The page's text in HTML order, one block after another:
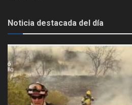
Noticia destacada del día